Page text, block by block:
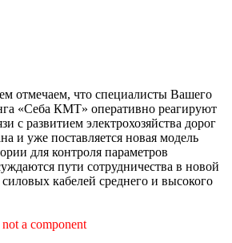
отмечаем, что специалисты Вашего
«Себа КМТ» оперативно реагируют
с развитием электрохозяйства дорог
и уже поставляется новая модель
для контроля параметров
пути сотрудничества в новой
кабелей среднего и высокого
a component